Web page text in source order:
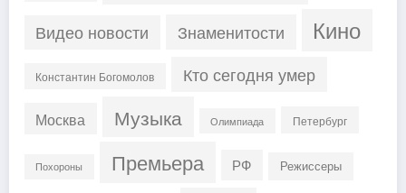
Видео новости Знаменитости Кино
Константин Богомолов Кто сегодня умер
Москва Музыка Олимпиада Петербург
Похороны Премьера РФ Режиссеры